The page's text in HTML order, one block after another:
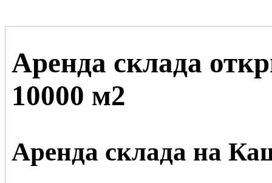
Аренда склада
10000 м2
Аренда склада на